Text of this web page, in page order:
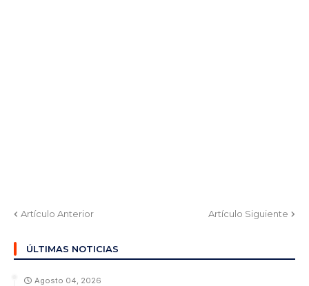
Artículo Anterior Artículo Siguiente
ÚLTIMAS NOTICIAS
Agosto 04, 2026